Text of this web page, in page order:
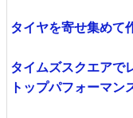
タイヤを寄せ集めて
タイムズスクエアで
トップパフォーマ